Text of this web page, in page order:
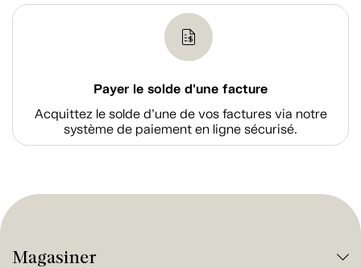
Payer le solde d'une facture
Acquittez le solde d’une de vos factures via notre
système de paiement en ligne sécurisé.
Magasiner